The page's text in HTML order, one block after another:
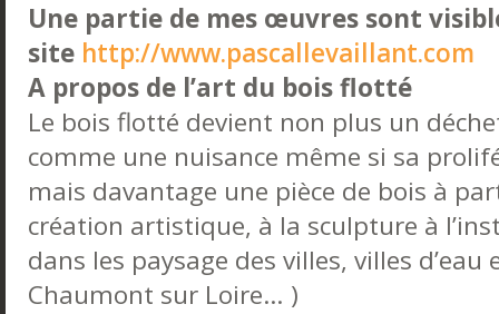
Une partie de mes œuvres sont
site http://www.pascallevaillant.com
A propos de l’art du bois flotté
Le bois flotté devient non plus un
comme une nuisance même si sa
mais davantage une pièce de bois à
création artistique, à la sculpture à
dans les paysage des villes, villes d’eau
Chaumont sur Loire… )